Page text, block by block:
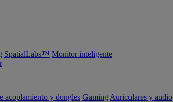
SpatialLabs™ Monitor inteligente
acoplamiento y dongles Gaming Auriculares y audio